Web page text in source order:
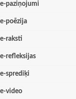
e-paziņojumi
e-poēzija
e-raksti
e-refleksijas
e-sprediķi
e-video